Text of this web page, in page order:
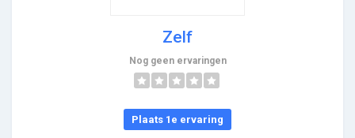
Zelf
Nog geen ervaringen
Plaats 1e ervaring